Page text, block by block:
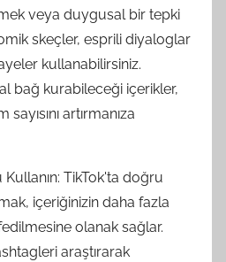
veya duygusal bir tepki
skeçler, esprili diyaloglar
kullanabilirsiniz.
bağ kurabileceği içerikler,
artırmanıza
TikTok'ta doğru
içeriğinizin daha fazla
olanak sağlar.
araştırarak